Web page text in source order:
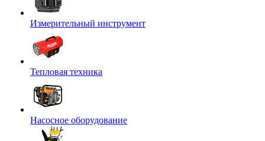
Измерительный инструмент
Тепловая техника
Насосное оборудование